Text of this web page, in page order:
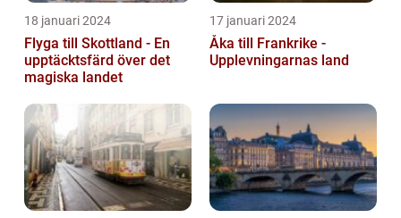
18 januari 2024
Flyga till Skottland - En
upptäcktsfärd över det
magiska landet
17 januari 2024
Åka till Frankrike -
Upplevningarnas land